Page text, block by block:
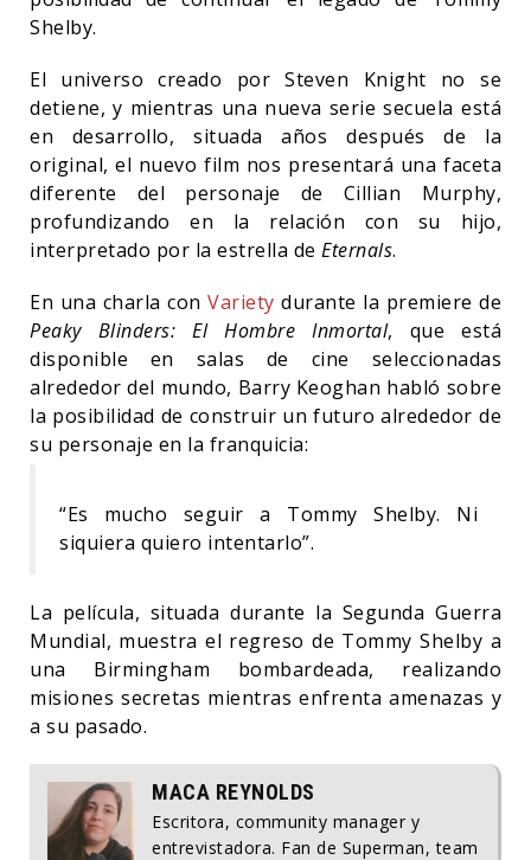
Shelby.
El universo creado por Steven Knight no se
detiene, y mientras una nueva serie secuela está
en desarrollo, situada años después de la
original, el nuevo film nos presentará una faceta
diferente del personaje de Cillian Murphy,
profundizando en la relación con su hijo,
interpretado por la estrella de Eternals.
En una charla con Variety durante la premiere de
Peaky Blinders: El Hombre Inmortal, que está
disponible en salas de cine seleccionadas
alrededor del mundo, Barry Keoghan habló sobre
la posibilidad de construir un futuro alrededor de
su personaje en la franquicia:
“Es mucho seguir a Tommy Shelby. Ni
siquiera quiero intentarlo”.
La película, situada durante la Segunda Guerra
Mundial, muestra el regreso de Tommy Shelby a
una Birmingham bombardeada, realizando
misiones secretas mientras enfrenta amenazas y
a su pasado.
MACA REYNOLDS
Escritora, community manager y
entrevistadora. Fan de Superman, team